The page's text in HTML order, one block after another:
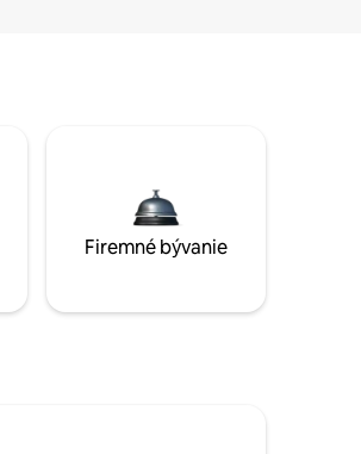
Firemné bývanie